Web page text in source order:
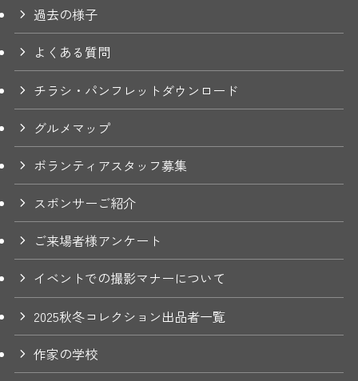
過去の様子
よくある質問
チラシ・パンフレットダウンロード
グルメマップ
ボランティアスタッフ募集
スポンサーご紹介
ご来場者様アンケート
イベントでの撮影マナーについて
2025秋冬コレクション出品者一覧
作家の学校